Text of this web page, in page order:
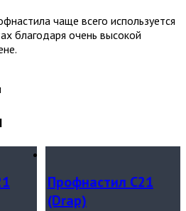
чаще всего используется
благодаря очень высокой
Профнастил С21
(Drap)